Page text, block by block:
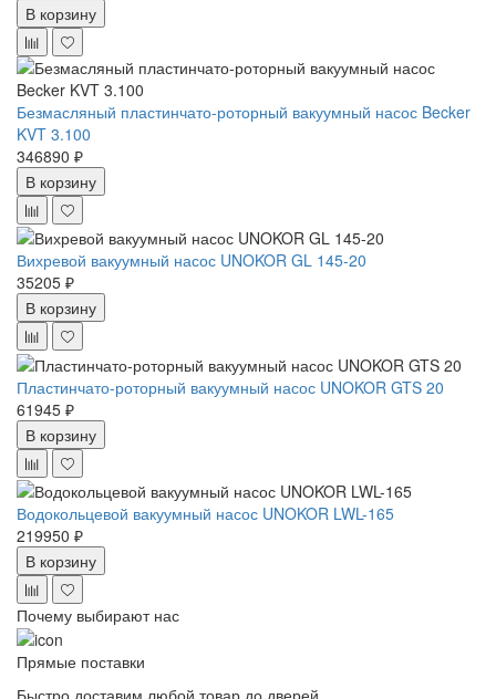
В корзину
Безмасляный пластинчато-роторный вакуумный насос Becker
KVT 3.100
346890 ₽
В корзину
Вихревой вакуумный насос UNOKOR GL 145-20
35205 ₽
В корзину
Пластинчато-роторный вакуумный насос UNOKOR GTS 20
61945 ₽
В корзину
Водокольцевой вакуумный насос UNOKOR LWL-165
219950 ₽
В корзину
Почему выбирают нас
Прямые поставки